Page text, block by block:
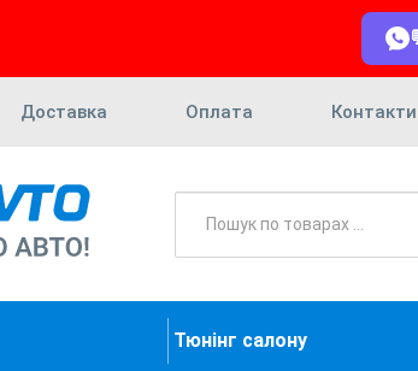
Доставка Оплата Контакти
Тюнінг салону